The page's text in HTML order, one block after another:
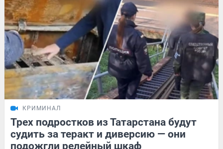
КРИМИНАЛ
Трех подростков из Татарстана будут
судить за теракт и диверсию — они
подожгли релейный шкаф